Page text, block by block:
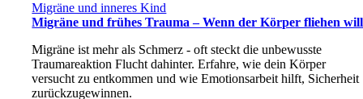
Migräne und inneres Kind
Migräne und frühes Trauma – Wenn der Körper fliehen will
Migräne ist mehr als Schmerz - oft steckt die unbewusste
Traumareaktion Flucht dahinter. Erfahre, wie dein Körper
versucht zu entkommen und wie Emotionsarbeit hilft, Sicherheit
zurückzugewinnen.